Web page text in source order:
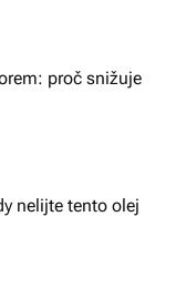
proč snižuje
nelijte tento olej